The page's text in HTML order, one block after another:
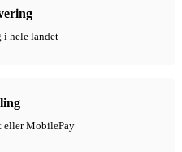
i hele landet
eller MobilePay